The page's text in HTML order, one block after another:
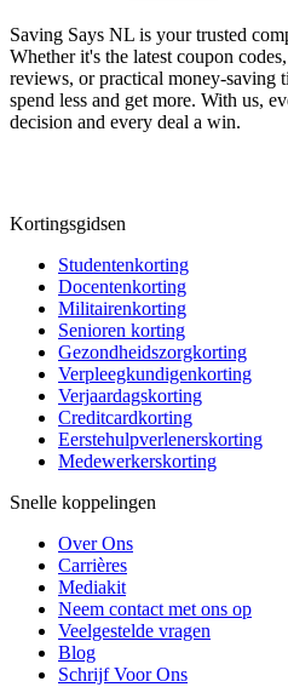
Saving Says NL is your trusted
Whether it's the latest coupon
reviews, or practical money-
spend less and get more. With us,
decision and every deal a win.
Kortingsgidsen
Studentenkorting
Docentenkorting
Militairenkorting
Senioren korting
Gezondheidszorgkorting
Verpleegkundigenkorting
Verjaardagskorting
Creditcardkorting
Eerstehulpverlenerskorting
Medewerkerskorting
Snelle koppelingen
Over Ons
Carrières
Mediakit
Neem contact met ons op
Veelgestelde vragen
Blog
Schrijf Voor Ons